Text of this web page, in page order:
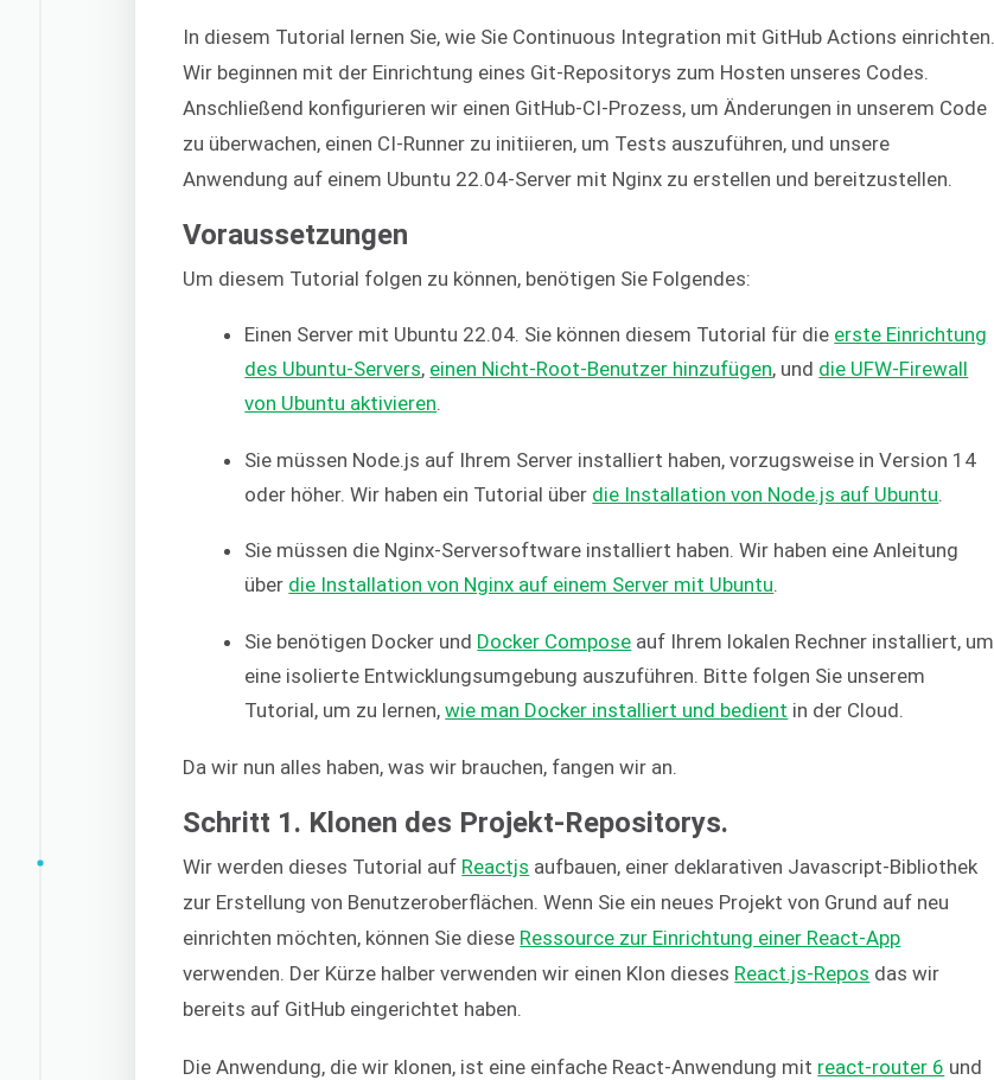
In diesem Tutorial lernen Sie, wie Sie Continuous Integration mit GitHub Actions einrichten.
Wir beginnen mit der Einrichtung eines Git-Repositorys zum Hosten unseres Codes.
Anschließend konfigurieren wir einen GitHub-CI-Prozess, um Änderungen in unserem Code
zu überwachen, einen CI-Runner zu initiieren, um Tests auszuführen, und unsere
Anwendung auf einem Ubuntu 22.04-Server mit Nginx zu erstellen und bereitzustellen.
Voraussetzungen
Um diesem Tutorial folgen zu können, benötigen Sie Folgendes:
Einen Server mit Ubuntu 22.04. Sie können diesem Tutorial für die erste Einrichtung
des Ubuntu-Servers, einen Nicht-Root-Benutzer hinzufügen, und die UFW-Firewall
von Ubuntu aktivieren.
Sie müssen Node.js auf Ihrem Server installiert haben, vorzugsweise in Version 14
oder höher. Wir haben ein Tutorial über die Installation von Node.js auf Ubuntu
Sie müssen die Nginx-Serversoftware installiert haben. Wir haben eine Anleitung
über die Installation von Nginx auf einem Server mit Ubuntu.
Sie benötigen Docker und Docker Compose auf Ihrem lokalen Rechner installiert, um
eine isolierte Entwicklungsumgebung auszuführen. Bitte folgen Sie unserem
Tutorial, um zu lernen,wie man Docker installiert und bedient in der Cloud.
Da wir nun alles haben, was wir brauchen, fangen wir an.
Schritt 1. Klonen des Projekt-Repositorys.
Wir werden dieses Tutorial auf Reactjs aufbauen, einer deklarativen Javascript-Bibliothek
zur Erstellung von Benutzeroberflächen. Wenn Sie ein neues Projekt von Grund auf neu
einrichten möchten, können Sie diese Ressource zur Einrichtung einer React-App
verwenden. Der Kürze halber verwenden wir einen Klon dieses React.js-Repos das wir
bereits auf GitHub eingerichtet haben.
Die Anwendung, die wir klonen, ist eine einfache React-Anwendung mit react-router 6 und